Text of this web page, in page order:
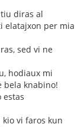
diras al
elatajxon per mia
sed vi ne
hodiaux mi
bela knabino!
estas
vi faros kun